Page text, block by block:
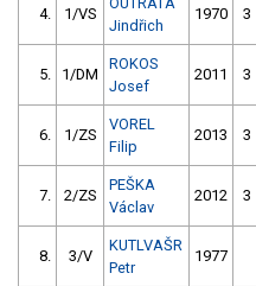
4. 1/VS
Jindřich
1970 3
5. 1/DM
ROKOS
Josef
2011 3
6. 1/ZS
VOREL
Filip
2013 3
7. 2/ZS
PEŠKA
Václav
2012 3
8. 3/V
KUTLVAŠR
Petr
1977